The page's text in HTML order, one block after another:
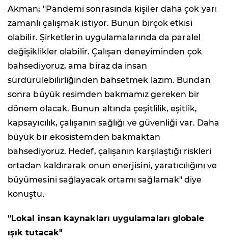
Akman; "Pandemi sonrasında kişiler daha çok yarı
zamanlı çalışmak istiyor. Bunun birçok etkisi
olabilir. Şirketlerin uygulamalarında da paralel
değişiklikler olabilir. Çalışan deneyiminden çok
bahsediyoruz, ama biraz da insan
sürdürülebilirliğinden bahsetmek lazım. Bundan
sonra büyük resimden bakmamız gereken bir
dönem olacak. Bunun altında çeşitlilik, eşitlik,
kapsayıcılık, çalışanın sağlığı ve güvenliği var. Daha
büyük bir ekosistemden bakmaktan
bahsediyoruz. Hedef, çalışanın karşılaştığı riskleri
ortadan kaldırarak onun enerjisini, yaratıcılığını ve
büyümesini sağlayacak ortamı sağlamak" diye
konuştu.
"Lokal insan kaynakları uygulamaları globale
ışık tutacak"